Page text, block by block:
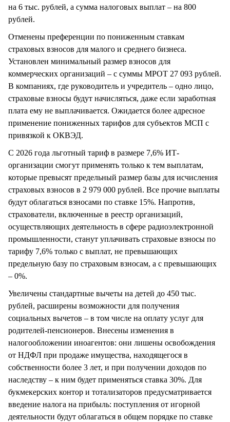
на 6 тыс. рублей, а сумма налоговых выплат – на 800
рублей.
Отменены преференции по пониженным ставкам
страховых взносов для малого и среднего бизнеса.
Установлен минимальный размер взносов для
коммерческих организаций – с суммы МРОТ 27 093 рублей.
В компаниях, где руководитель и учредитель – одно лицо,
страховые взносы будут начисляться, даже если заработная
плата ему не выплачивается. Ожидается более адресное
применение пониженных тарифов для субъектов МСП с
привязкой к ОКВЭД.
С 2026 года льготный тариф в размере 7,6% ИТ-
организации смогут применять только к тем выплатам,
которые превысят предельный размер базы для исчисления
страховых взносов в 2 979 000 рублей. Все прочие выплаты
будут облагаться взносами по ставке 15%. Напротив,
страхователи, включенные в реестр организаций,
осуществляющих деятельность в сфере радиоэлектронной
промышленности, станут уплачивать страховые взносы по
тарифу 7,6% только с выплат, не превышающих
предельную базу по страховым взносам, а с превышающих
– 0%.
Увеличены стандартные вычеты на детей до 450 тыс.
рублей, расширены возможности для получения
социальных вычетов – в том числе на оплату услуг для
родителей-пенсионеров. Внесены изменения в
налогообложении иноагентов: они лишены освобождения
от НДФЛ при продаже имущества, находящегося в
собственности более 3 лет, и при получении доходов по
наследству – к ним будет применяться ставка 30%. Для
букмекерских контор и тотализаторов предусматривается
введение налога на прибыль: поступления от игорной
деятельности будут облагаться в общем порядке по ставке